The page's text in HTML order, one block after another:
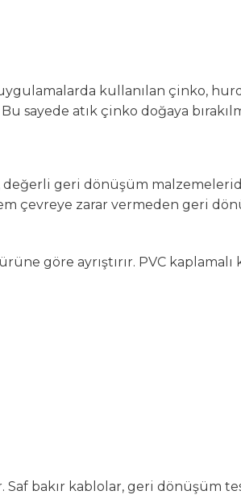
kullanılan çinko,
sayede atık çinko doğaya
değerli geri dönüşüm
çevreye zarar vermeden geri
göre ayrıştırır. PVC kaplamalı
bakır kablolar, geri dönüşüm